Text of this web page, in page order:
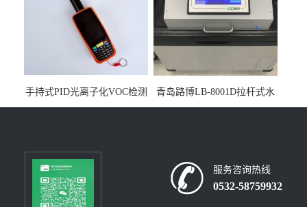
手持式PID光离子化VOC检测
仪（挥发性有机物设备）
青岛路博LB-8001D拉杆式水
质采样器
服务咨询热线
0532-58759932